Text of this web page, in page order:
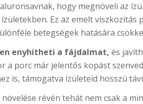
hogy megnöveli az
Ez az emelt
betegségek hatására
enyhítheti a fájdalmat, és
a porc már jelentős kopást
is, támogatva ízületeid hosszú
révén tehát nem csak a